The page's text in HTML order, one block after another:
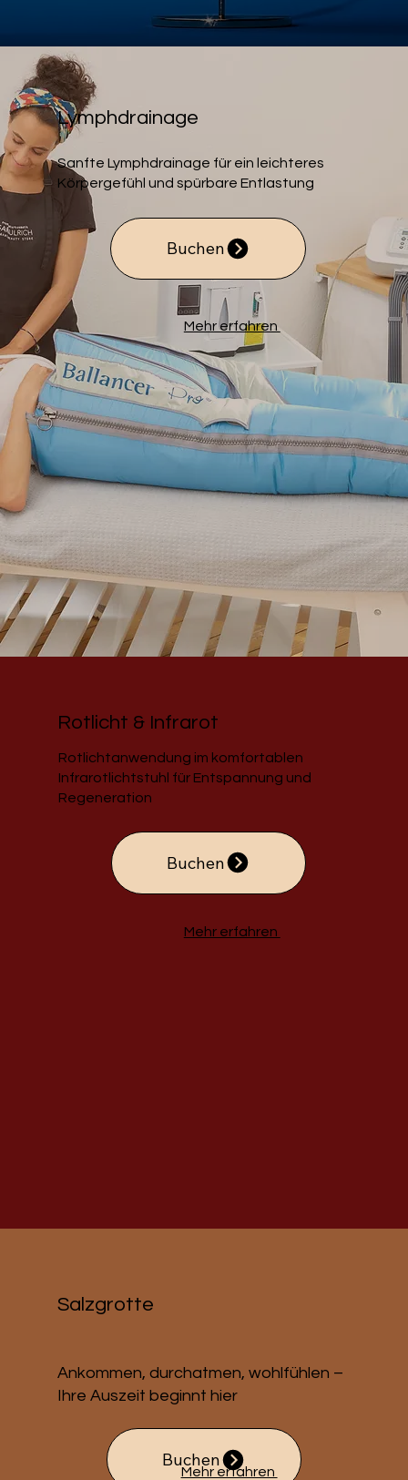
Salzgrotte
Ankommen, durchatmen, wohlfühlen –
Ihre Auszeit beginnt hier
Buchen
Mehr erfahren
Rotlicht & Infrarot
Rotlichtanwendung im komfortablen
Infrarotlichtstuhl für Entspannung und
Regeneration
Buchen
Mehr erfahren
Lymphdrainage
Sanfte Lymphdrainage für ein leichteres
Körpergefühl und spürbare Entlastung
Buchen
Mehr erfahren